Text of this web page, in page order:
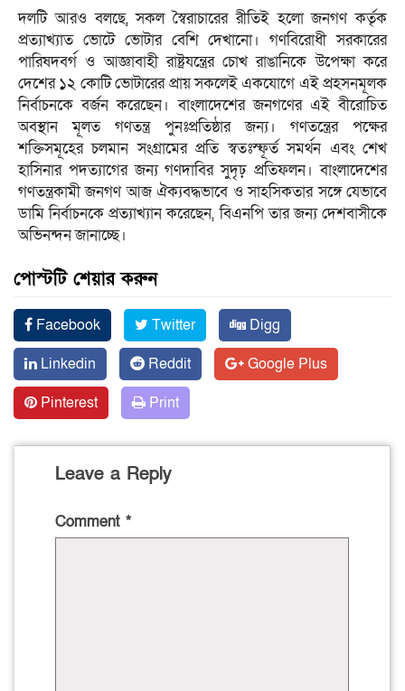
দলটি আরও বলছে, সকল স্বৈরাচারের রীতিই হলো জনগণ কর্তৃক
প্রত্যাখ্যাত ভোটে ভোটার বেশি দেখানো। গণবিরোধী সরকারের
পারিষদবর্গ ও আজ্ঞাবাহী রাষ্ট্রযন্ত্রের চোখ রাঙানিকে উপেক্ষা করে
দেশের ১২ কোটি ভোটারের প্রায় সকলেই একযোগে এই প্রহসনমূলক
নির্বাচনকে বর্জন করেছেন। বাংলাদেশের জনগণের এই বীরোচিত
অবস্থান মূলত গণতন্ত্র পুনঃপ্রতিষ্ঠার জন্য। গণতন্ত্রের পক্ষের
শক্তিসমূহের চলমান সংগ্রামের প্রতি স্বতঃস্ফূর্ত সমর্থন এবং শেখ
হাসিনার পদত্যাগের জন্য গণদাবির সুদৃঢ় প্রতিফলন। বাংলাদেশের
গণতন্ত্রকামী জনগণ আজ ঐক্যবদ্ধভাবে ও সাহসিকতার সঙ্গে যেভাবে
ডামি নির্বাচনকে প্রত্যাখ্যান করেছেন, বিএনপি তার জন্য দেশবাসীকে
অভিনন্দন জানাচ্ছে।
পোস্টটি শেয়ার করুন
Facebook Twitter
Digg
Linkedin
Reddit
Google Plus
Pinterest
Print
Leave a Reply
Comment *